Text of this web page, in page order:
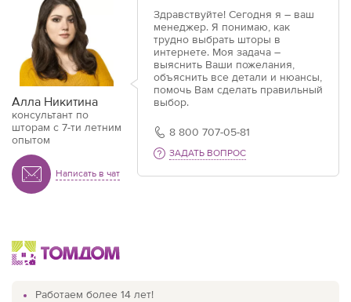
Алла Никитина
консультант по
шторам с 7-ти летним
опытом
Написать в чат
Здравствуйте! Сегодня я – ваш
менеджер. Я понимаю, как
трудно выбрать шторы в
интернете. Моя задача –
выяснить Ваши пожелания,
объяснить все детали и нюансы,
помочь Вам сделать правильный
выбор.
8 800 707-05-81
ЗАДАТЬ ВОПРОС
Работаем более 14 лет!